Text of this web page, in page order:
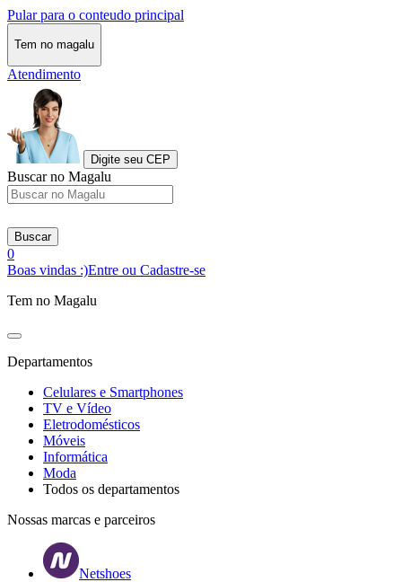
Pular para o conteudo principal
Tem no magalu
Atendimento
Digite seu CEP
Buscar no Magalu
Buscar
0
Boas vindas :)Entre ou Cadastre-se
Tem no Magalu
Departamentos
Celulares e Smartphones
TV e Vídeo
Eletrodomésticos
Móveis
Informática
Moda
Todos os departamentos
Nossas marcas e parceiros
Netshoes